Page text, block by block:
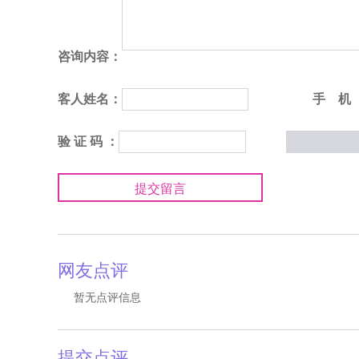
咨询内容：
客人姓名： 手 机
验 证 码 ：
提交留言
网友点评
暂无点评信息